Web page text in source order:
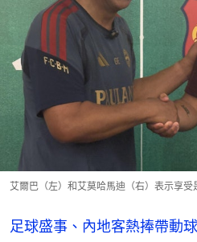
艾爾巴（左）和艾莫哈馬迪（右）表示享受
足球盛事、內地客熱捧帶動